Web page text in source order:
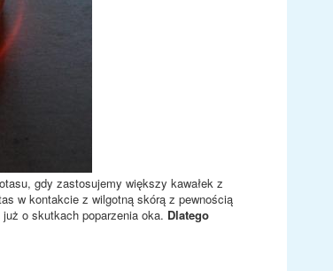
gdy zastosujemy większy kawałek z
w kontakcie z wilgotną skórą z pewnością
o skutkach poparzenia oka. Dlatego